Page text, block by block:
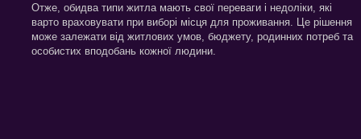
Отже, обидва типи житла мають свої переваги і недоліки, які
варто враховувати при виборі місця для проживання. Це рішення
може залежати від житлових умов, бюджету, родинних потреб та
особистих вподобань кожної людини.